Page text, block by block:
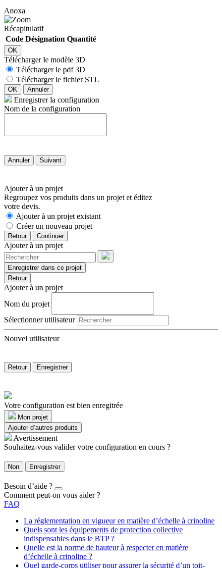
Anoxa
Récapitulatif
Code Désignation Quantité
OK
Télécharger le modèle 3D
Télécharger le pdf 3D
Télécharger le fichier STL
OK Annuler
Enregistrer la configuration
Nom de la configuration
Annuler Suivant
Ajouter à un projet
Regroupez vos produits dans un projet et éditez
votre devis.
Ajouter à un projet existant
Créer un nouveau projet
Retour Continuer
Ajouter à un projet
Enregistrer dans ce projet
Retour
Ajouter à un projet
Nom du projet
Sélectionner utilisateur
Nouvel utilisateur
Retour Enregistrer
Votre configuration est bien enregitrée
Mon projet
Ajouter d’autres produits
Avertissement
Souhaitez-vous valider votre configuration en cours ?
Non Enregistrer
Besoin d’aide ?
Comment peut-on vous aider ?
FAQ
La réglementation en vigueur en matière d’échelle à crinoline
Quels sont les équipements de protection collective
indispensables dans le BTP ?
Quelle est la norme de hauteur à respecter en matière
d’échelle à crinoline ?
Quel garde-corps utiliser pour assurer la sécurité d’un toit-